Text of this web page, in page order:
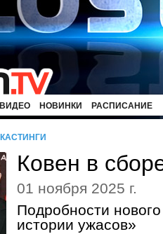
ВИДЕО НОВИНКИ РАСПИСАНИЕ
КАСТИНГИ
Ковен в
01 ноября 2025 г.
Подробности
истории ужасов»